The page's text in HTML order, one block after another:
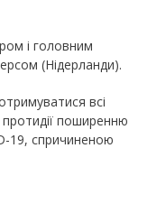
і головним
(Нідерланди).
всі
протидії поширенню
19, спричиненою